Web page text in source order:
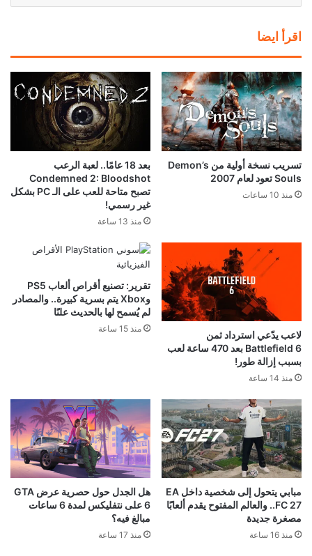
اقرأ ايضا
تسريب نسخة أولية من Demon’s
Souls تعود لعام 2007
منذ 10 ساعات
بعد 18 عامًا.. لعبة الرعب
Condemned 2: Bloodshot
تصبح متاحة للعب على الـ PC بشكل
غير رسمي!
منذ 13 ساعة
لاعب يدّعي استرداد ثمن
Battlefield 6 بعد 470 ساعة لعب
بسبب إزالة طور!
منذ 14 ساعة
تقرير: تصنيع أقراص ألعاب PS5
وXbox يتم بسرية كبيرة.. والمصادر
لم يُسمح لها بالحديث علنًا
منذ 15 ساعة
مبابي يتحول إلى شخصية داخل EA
FC 27.. والعالم المفتوح يقدم ألعابًا
مصغرة جديدة
منذ 16 ساعة
هل الجدل حول حصرية عرض GTA
6 على نتفليكس لمدة 6 ساعات
مبالغ فيه؟
منذ 17 ساعة